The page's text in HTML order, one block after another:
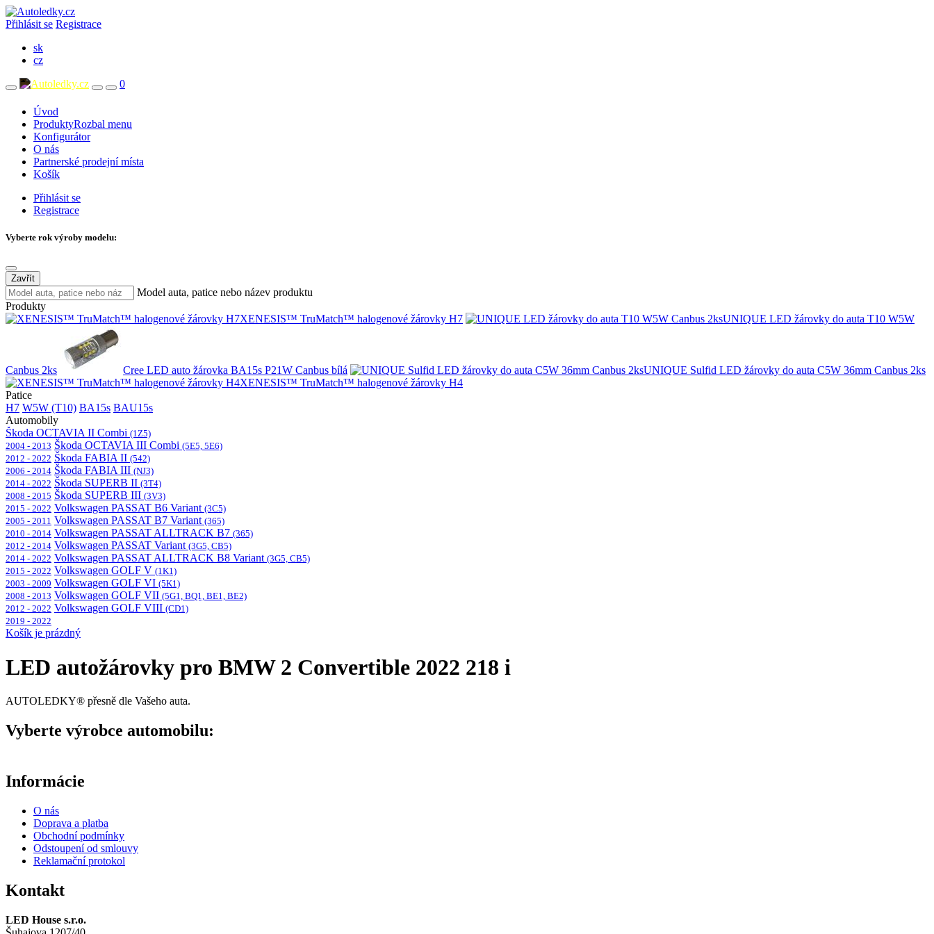
Přihlásit se Registrace
sk
cz
0
Úvod
ProduktyRozbal menu
Konfigurátor
O nás
Partnerské prodejní místa
Košík
Přihlásit se
Registrace
Vyberte rok výroby modelu:
Zavřít
Model auta, patice nebo název produktu
Produkty
XENESIS™ TruMatch™ halogenové žárovky H7
UNIQUE LED žárovky do auta T10 W5W
Canbus 2ks Cree LED auto žárovka BA15s P21W Canbus bílá
UNIQUE Sulfid LED žárovky do auta C5W 36mm Canbus 2ks
XENESIS™ TruMatch™ halogenové žárovky H4
Patice
H7 W5W (T10) BA15s BAU15s
Automobily
Škoda OCTAVIA II Combi (1Z5)
2004 - 2013 Škoda OCTAVIA III Combi (5E5, 5E6)
2012 - 2022 Škoda FABIA II (542)
2006 - 2014 Škoda FABIA III (NJ3)
2014 - 2022 Škoda SUPERB II (3T4)
2008 - 2015 Škoda SUPERB III (3V3)
2015 - 2022 Volkswagen PASSAT B6 Variant (3C5)
2005 - 2011 Volkswagen PASSAT B7 Variant (365)
2010 - 2014 Volkswagen PASSAT ALLTRACK B7 (365)
2012 - 2014 Volkswagen PASSAT Variant (3G5, CB5)
2014 - 2022 Volkswagen PASSAT ALLTRACK B8 Variant (3G5, CB5)
2015 - 2022 Volkswagen GOLF V (1K1)
2003 - 2009 Volkswagen GOLF VI (5K1)
2008 - 2013 Volkswagen GOLF VII (5G1, BQ1, BE1, BE2)
2012 - 2022 Volkswagen GOLF VIII (CD1)
2019 - 2022
Košík je prázdný
LED autožárovky pro BMW 2 Convertible 2022 218 i
AUTOLEDKY® přesně dle Vašeho auta.
Vyberte výrobce automobilu:
Informácie
O nás
Doprava a platba
Obchodní podmínky
Odstoupení od smlouvy
Reklamační protokol
Kontakt
LED House s.r.o.